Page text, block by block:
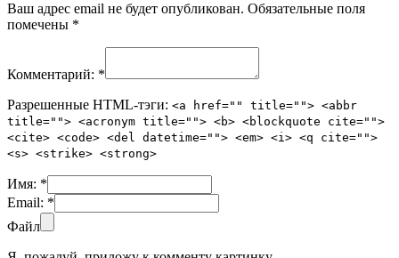
Ваш адрес email не будет опубликован. Обязательные поля
помечены *
Комментарий: *
Разрешенные HTML-тэги: <a href="" title=""> <abbr
title=""> <acronym title=""> <b> <blockquote cite="">
<cite> <code> <del datetime=""> <em> <i> <q cite="">
<s> <strike> <strong>
Имя: *
Email: *
Файл